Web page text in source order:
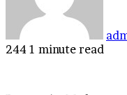
244 1 minute read